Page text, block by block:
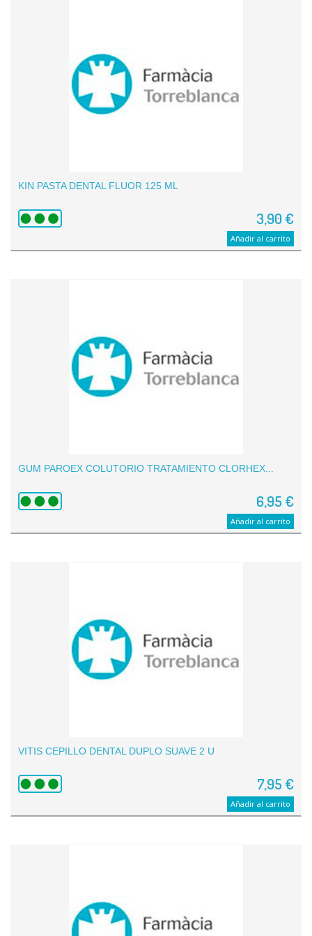
KIN PASTA DENTAL FLUOR 125 ML
3,90 €
Añadir al carrito
GUM PAROEX COLUTORIO TRATAMIENTO CLORHEX...
6,95 €
Añadir al carrito
VITIS CEPILLO DENTAL DUPLO SUAVE 2 U
7,95 €
Añadir al carrito